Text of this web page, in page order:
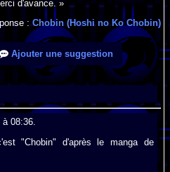
d'avance. »
:Chobin (Hoshi no Ko Chobin)
Ajouter une suggestion
08:36.
"Chobin" d'après le manga de